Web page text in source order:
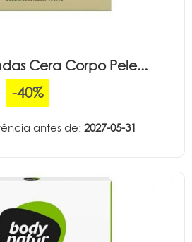
Cera Corpo Pele...
-40%
antes de: 2027-05-31